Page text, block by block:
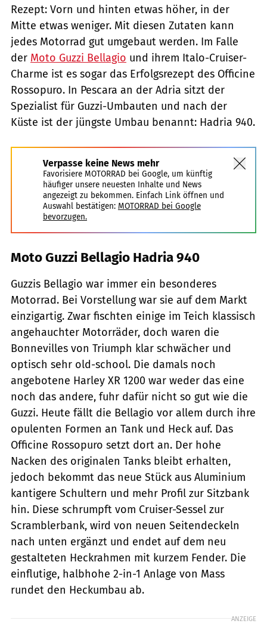
Rezept: Vorn und hinten etwas höher, in der
Mitte etwas weniger. Mit diesen Zutaten kann
jedes Motorrad gut umgebaut werden. Im Falle
der Moto Guzzi Bellagio und ihrem Italo-Cruiser-
Charme ist es sogar das Erfolgsrezept des Officine
Rossopuro. In Pescara an der Adria sitzt der
Spezialist für Guzzi-Umbauten und nach der
Küste ist der jüngste Umbau benannt: Hadria 940.
Verpasse keine News mehr
Favorisiere MOTORRAD bei Google, um künftig
häufiger unsere neuesten Inhalte und News
angezeigt zu bekommen. Einfach Link öffnen und
Auswahl bestätigen: MOTORRAD bei Google
bevorzugen.
Moto Guzzi Bellagio Hadria 940
Guzzis Bellagio war immer ein besonderes
Motorrad. Bei Vorstellung war sie auf dem Markt
einzigartig. Zwar fischten einige im Teich klassisch
angehauchter Motorräder, doch waren die
Bonnevilles von Triumph klar schwächer und
optisch sehr old-school. Die damals noch
angebotene Harley XR 1200 war weder das eine
noch das andere, fuhr dafür nicht so gut wie die
Guzzi. Heute fällt die Bellagio vor allem durch ihre
opulenten Formen an Tank und Heck auf. Das
Officine Rossopuro setzt dort an. Der hohe
Nacken des originalen Tanks bleibt erhalten,
jedoch bekommt das neue Stück aus Aluminium
kantigere Schultern und mehr Profil zur Sitzbank
hin. Diese schrumpft vom Cruiser-Sessel zur
Scramblerbank, wird von neuen Seitendeckeln
nach unten ergänzt und endet auf dem neu
gestalteten Heckrahmen mit kurzem Fender. Die
einflutige, halbhohe 2-in-1 Anlage von Mass
rundet den Heckumbau ab.
ANZEIGE